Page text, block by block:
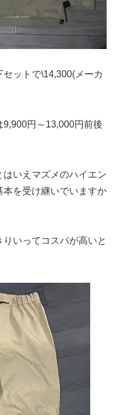
ットで\14,300(メーカ
円～13,000円前後
いえマズメのハイエン
本を受け継いでいますか
いってコスパが高いと